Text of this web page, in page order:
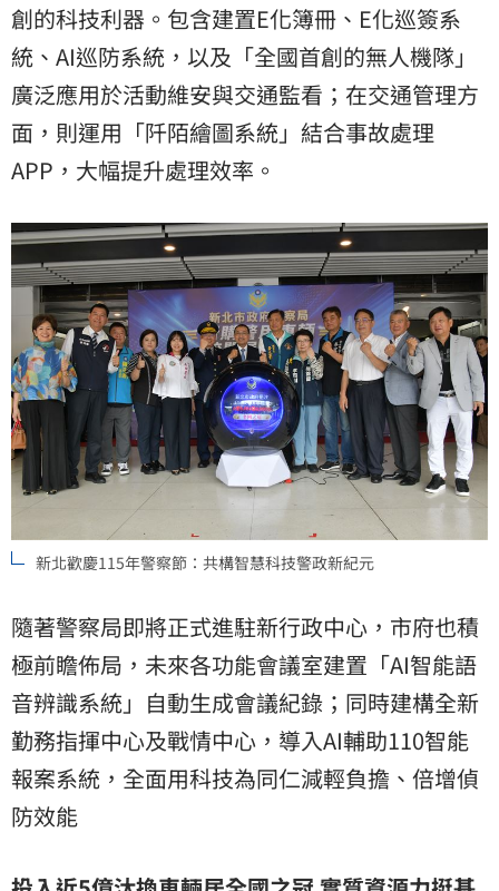
創的科技利器。包含建置E化簿冊、E化巡簽系
統、AI巡防系統，以及「全國首創的無人機隊」
廣泛應用於活動維安與交通監看；在交通管理方
面，則運用「阡陌繪圖系統」結合事故處理
APP，大幅提升處理效率。
新北歡慶115年警察節：共構智慧科技警政新紀元
隨著警察局即將正式進駐新行政中心，市府也積
極前瞻佈局，未來各功能會議室建置「AI智能語
音辨識系統」自動生成會議紀錄；同時建構全新
勤務指揮中心及戰情中心，導入AI輔助110智能
報案系統，全面用科技為同仁減輕負擔、倍增偵
防效能